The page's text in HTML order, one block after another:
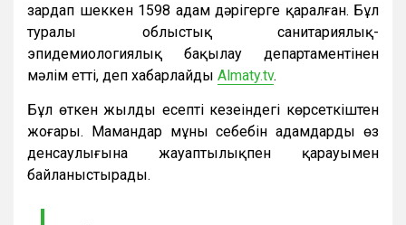
зардап шеккен 1598 адам дәрігерге қаралған. Бұл
туралы облыстық санитариялық-
эпидемиологиялық бақылау департаментінен
мәлім етті, деп хабарлайды Almaty.tv.
Бұл өткен жылдың есепті кезеңіндегі көрсеткіштен
жоғары. Мамандар мұның себебін адамдардың өз
денсаулығына жауаптылықпен қарауымен
байланыстырады.